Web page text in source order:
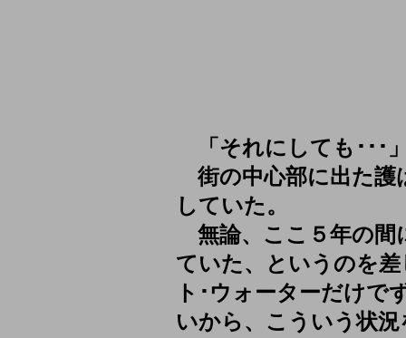
「それにしても･･･
街の中心部に出た護
していた。
無論、ここ５年の間
ていた、というのを
ト･ウォーターだけで
いから、こういう状